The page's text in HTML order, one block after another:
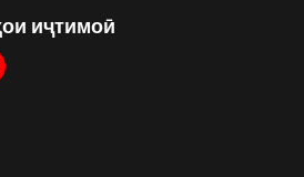
иҷтимоӣ